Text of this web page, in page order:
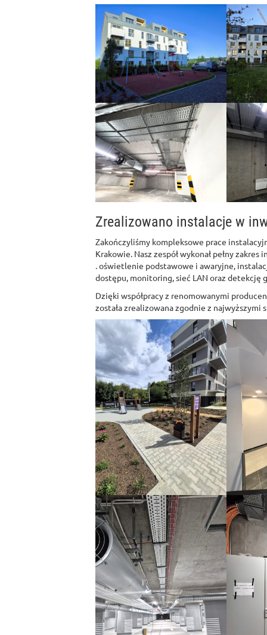
Zrealizowano instalacje w
Zakończyliśmy kompleksowe prace
Krakowie. Nasz zespół wykonał pełny
. oświetlenie podstawowe i awaryjne,
dostępu, monitoring, sieć LAN oraz detekcję
Dzięki współpracy z renomowanymi
została zrealizowana zgodnie z